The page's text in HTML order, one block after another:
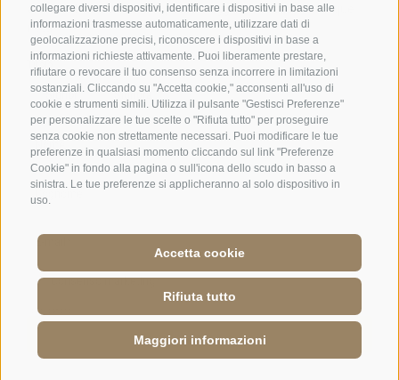
collegare diversi dispositivi, identificare i dispositivi in base alle
informazioni trasmesse automaticamente, utilizzare dati di
geolocalizzazione precisi, riconoscere i dispositivi in base a
informazioni richieste attivamente. Puoi liberamente prestare,
rifiutare o revocare il tuo consenso senza incorrere in limitazioni
sostanziali. Cliccando su "Accetta cookie," acconsenti all'uso di
cookie e strumenti simili. Utilizza il pulsante "Gestisci Preferenze"
per personalizzare le tue scelte o "Rifiuta tutto" per proseguire
senza cookie non strettamente necessari. Puoi modificare le tue
preferenze in qualsiasi momento cliccando sul link "Preferenze
Cookie" in fondo alla pagina o sull'icona dello scudo in basso a
sinistra. Le tue preferenze si applicheranno al solo dispositivo in
uso.
Accetta cookie
Rifiuta tutto
Maggiori informazioni
· Credits · Condizioni · Mappa del sito · Accessibility · Cookie Policy
Preferenze Cookies · UI: IT 01586550210